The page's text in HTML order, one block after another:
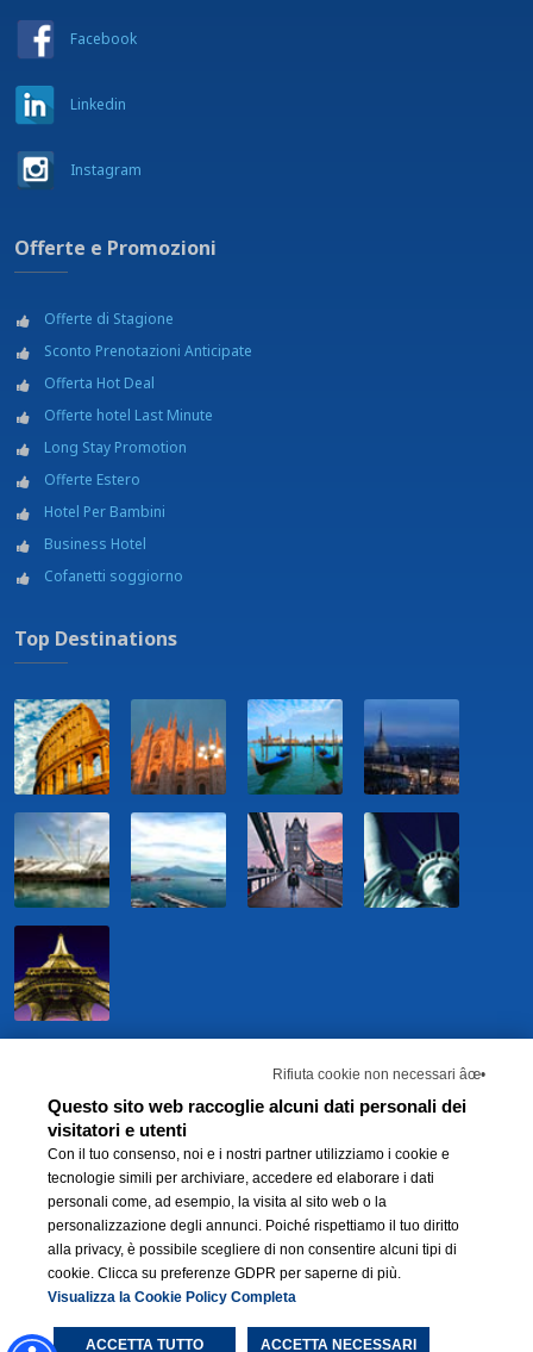
Facebook
Linkedin
Instagram
Offerte e Promozioni
Offerte di Stagione
Sconto Prenotazioni Anticipate
Offerta Hot Deal
Offerte hotel Last Minute
Long Stay Promotion
Offerte Estero
Hotel Per Bambini
Business Hotel
Cofanetti soggiorno
Top Destinations
BWH Hotels Italia S.C.p.A. - Società Benefit - via Livraghi, 1/b - 20126 Milano -
P.IVA 06865290156 -Modifica preferenze Cookie-Privacy Policy-Modello 231
e Whistleblowing- Dichiarazione di Accessibilità
Each BWH®Hotels property is independently owned and operated.
Rifiuta cookie non necessari âœ•
Questo sito web raccoglie alcuni dati personali dei
visitatori e utenti
Con il tuo consenso, noi e i nostri partner utilizziamo i cookie e
tecnologie simili per archiviare, accedere ed elaborare i dati
personali come, ad esempio, la visita al sito web o la
personalizzazione degli annunci. Poiché rispettiamo il tuo diritto
alla privacy, è possibile scegliere di non consentire alcuni tipi di
cookie. Clicca su preferenze GDPR per saperne di più.
Visualizza la Cookie Policy Completa
ACCETTA TUTTO ACCETTA NECESSARI